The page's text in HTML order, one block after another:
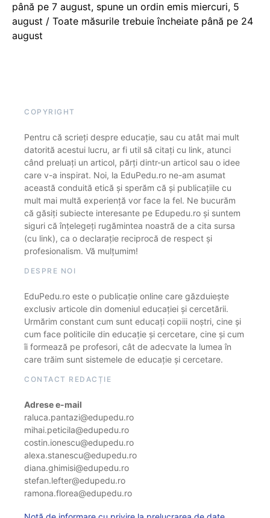
până pe 7 august, spune un ordin emis miercuri, 5
august / Toate măsurile trebuie încheiate până pe 24
august
COPYRIGHT
Pentru că scrieți despre educație, sau cu atât mai mult
datorită acestui lucru, ar fi util să citați cu link, atunci
când preluați un articol, părți dintr-un articol sau o idee
care v-a inspirat. Noi, la EduPedu.ro ne-am asumat
această conduită etică și sperăm că și publicațiile cu
mult mai multă experiență vor face la fel. Ne bucurăm
că găsiți subiecte interesante pe Edupedu.ro și suntem
siguri că înțelegeți rugămintea noastră de a cita sursa
(cu link), ca o declarație reciprocă de respect și
profesionalism. Vă mulțumim!
DESPRE NOI
EduPedu.ro este o publicație online care găzduiește
exclusiv articole din domeniul educației și cercetării.
Urmărim constant cum sunt educați copiii noștri, cine și
cum face politicile din educație și cercetare, cine și cum
îi formează pe profesori, cât de adecvate la lumea în
care trăim sunt sistemele de educație și cercetare.
CONTACT REDACȚIE
Adrese e-mail
raluca.pantazi@edupedu.ro
mihai.peticila@edupedu.ro
costin.ionescu@edupedu.ro
alexa.stanescu@edupedu.ro
diana.ghimisi@edupedu.ro
stefan.lefter@edupedu.ro
ramona.florea@edupedu.ro